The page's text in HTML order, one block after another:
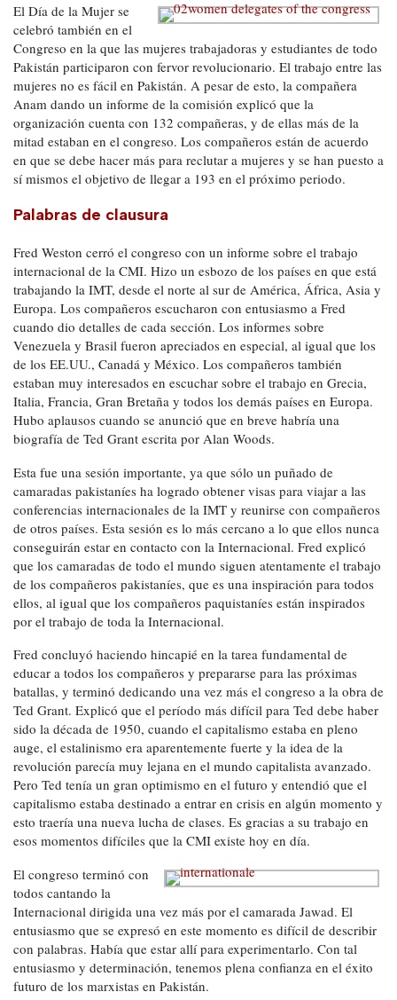
El Día de la Mujer se
celebró también en el
Congreso en la que las mujeres trabajadoras y estudiantes de todo
Pakistán participaron con fervor revolucionario. El trabajo entre las
mujeres no es fácil en Pakistán. A pesar de esto, la compañera
Anam dando un informe de la comisión explicó que la
organización cuenta con 132 compañeras, y de ellas más de la
mitad estaban en el congreso. Los compañeros están de acuerdo
en que se debe hacer más para reclutar a mujeres y se han puesto a
sí mismos el objetivo de llegar a 193 en el próximo periodo.
Palabras de clausura
Fred Weston cerró el congreso con un informe sobre el trabajo
internacional de la CMI. Hizo un esbozo de los países en que está
trabajando la IMT, desde el norte al sur de América, África, Asia y
Europa. Los compañeros escucharon con entusiasmo a Fred
cuando dio detalles de cada sección. Los informes sobre
Venezuela y Brasil fueron apreciados en especial, al igual que los
de los EE.UU., Canadá y México. Los compañeros también
estaban muy interesados en escuchar sobre el trabajo en Grecia,
Italia, Francia, Gran Bretaña y todos los demás países en Europa.
Hubo aplausos cuando se anunció que en breve habría una
biografía de Ted Grant escrita por Alan Woods.
Esta fue una sesión importante, ya que sólo un puñado de
camaradas pakistaníes ha logrado obtener visas para viajar a las
conferencias internacionales de la IMT y reunirse con compañeros
de otros países. Esta sesión es lo más cercano a lo que ellos nunca
conseguirán estar en contacto con la Internacional. Fred explicó
que los camaradas de todo el mundo siguen atentamente el trabajo
de los compañeros pakistaníes, que es una inspiración para todos
ellos, al igual que los compañeros paquistaníes están inspirados
por el trabajo de toda la Internacional.
Fred concluyó haciendo hincapié en la tarea fundamental de
educar a todos los compañeros y prepararse para las próximas
batallas, y terminó dedicando una vez más el congreso a la obra de
Ted Grant. Explicó que el período más difícil para Ted debe haber
sido la década de 1950, cuando el capitalismo estaba en pleno
auge, el estalinismo era aparentemente fuerte y la idea de la
revolución parecía muy lejana en el mundo capitalista avanzado.
Pero Ted tenía un gran optimismo en el futuro y entendió que el
capitalismo estaba destinado a entrar en crisis en algún momento y
esto traería una nueva lucha de clases. Es gracias a su trabajo en
esos momentos difíciles que la CMI existe hoy en día.
El congreso terminó con
todos cantando la
Internacional dirigida una vez más por el camarada Jawad. El
entusiasmo que se expresó en este momento es difícil de describir
con palabras. Había que estar allí para experimentarlo. Con tal
entusiasmo y determinación, tenemos plena confianza en el éxito
futuro de los marxistas en Pakistán.